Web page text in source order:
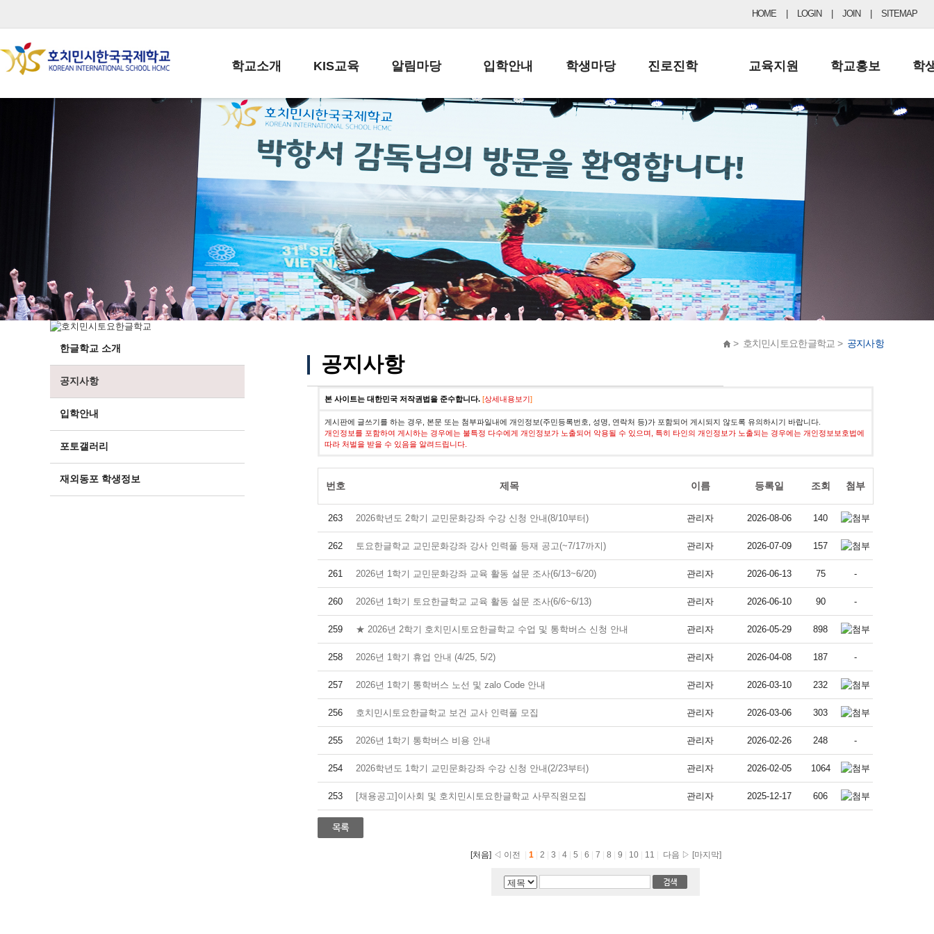
HOME LOGIN JOIN SITEMAP
학교소개
학교장인사말
학교상징
학교연혁
교직원현황
학생현황
위치/전화
전경사진
KIS교육
교육목표
학사일정
일과시간표
성과평가자료
알림마당
공지사항
납부금 안내
스쿨버스 운행 안내
급식안내
서식자료실
학부모방
정기고사 기출문제
입학안내
전-편입 서류양식
입학금/수업료
교복구입안내
학생마당
학생생활규정
학교신문
자율진로동아리
유초등 소식지
진로진학
공지사항 및 입시자료
드림레터
교육지원
행정실
학교운영위원회
학교건축기금
학교홍보
보도자료
학
한글학교 소개
공지사항
입학안내
포토갤러리
재외동포 학생정보
> 호치민시토요한글학교 > 공지사항
공지사항
본 사이트는 대한민국 저작권법을 준수합니다. [상세내용보기]
게시판에 글쓰기를 하는 경우, 본문 또는 첨부파일내에 개인정보(주민등록번호, 성명, 연락처 등)가 포함되어 게시되지 않도록 유의하시기 바랍니다.
개인정보를 포함하여 게시하는 경우에는 불특정 다수에게 개인정보가 노출되어 악용될 수 있으며, 특히 타인의 개인정보가 노출되는 경우에는 개인정보보호법에
따라 처벌을 받을 수 있음을 알려드립니다.
번호 제목 이름 등록일 조회 첨부
263 2026학년도 2학기 교민문화강좌 수강 신청 안내(8/10부터) 관리자 2026-08-06 140
262 토요한글학교 교민문화강좌 강사 인력풀 등재 공고(~7/17까지) 관리자 2026-07-09 157
261 2026년 1학기 교민문화강좌 교육 활동 설문 조사(6/13~6/20) 관리자 2026-06-13 75 -
260 2026년 1학기 토요한글학교 교육 활동 설문 조사(6/6~6/13) 관리자 2026-06-10 90 -
259 ★ 2026년 2학기 호치민시토요한글학교 수업 및 통학버스 신청 안내 관리자 2026-05-29 898
258 2026년 1학기 휴업 안내 (4/25, 5/2) 관리자 2026-04-08 187 -
257 2026년 1학기 통학버스 노선 및 zalo Code 안내 관리자 2026-03-10 232
256 호치민시토요한글학교 보건 교사 인력풀 모집 관리자 2026-03-06 303
255 2026년 1학기 통학버스 비용 안내 관리자 2026-02-26 248 -
254 2026학년도 1학기 교민문화강좌 수강 신청 안내(2/23부터) 관리자 2026-02-05 1064
253 [채용공고]이사회 및 호치민시토요한글학교 사무직원모집 관리자 2025-12-17 606
[처음] ◁ 이전 1 2 3 4 5 6 7 8 9 10 11 다음 ▷ [마지막]